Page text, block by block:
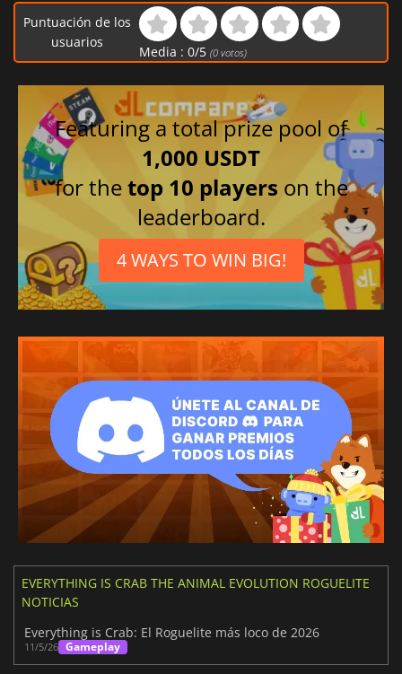
Puntuación de los
usuarios
Media : 0/5 (0votos)
Featuring a total prize pool of
1,000 USDT
for thetop 10 players on the
leaderboard.
4 WAYS TO WIN BIG!
EVERYTHING IS CRAB THE ANIMAL EVOLUTION ROGUELITE
NOTICIAS
Everything is Crab: El Roguelite más loco de 2026
11/5/26 Gameplay